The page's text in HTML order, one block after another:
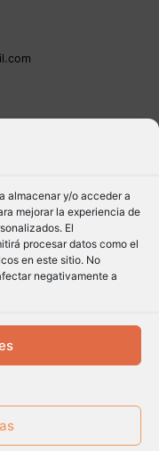
almacenar y/o acceder a
mejorar la experiencia de
El
procesar datos como el
en este sitio. No
negativamente a
Powered by